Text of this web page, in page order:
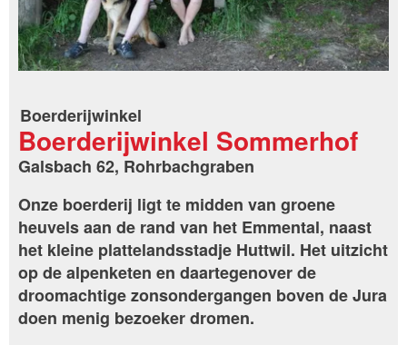
Boerderijwinkel
Boerderijwinkel Sommerhof
Galsbach 62, Rohrbachgraben
Onze boerderij ligt te midden van groene
heuvels aan de rand van het Emmental, naast
het kleine plattelandsstadje Huttwil. Het uitzicht
op de alpenketen en daartegenover de
droomachtige zonsondergangen boven de Jura
doen menig bezoeker dromen.